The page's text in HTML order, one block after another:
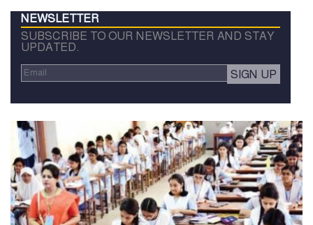
NEWSLETTER
SUBSCRIBE TO OUR NEWSLETTER AND STAY
UPDATED.